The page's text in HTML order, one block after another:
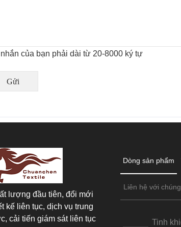
của bạn phải dài từ 20-8000 ký tự
lượng đầu tiên, đổi mới
kế liên tục, dịch vụ trung
cải tiến giám sát liên tục
Dòng sản phẩm
Liên hệ với
Tinh